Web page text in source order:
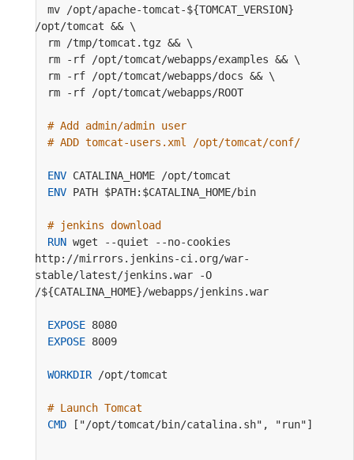
  mv /opt/apache-tomcat-${TOMCAT_VERSION}
/opt/tomcat && \
  rm /tmp/tomcat.tgz && \
  rm -rf /opt/tomcat/webapps/examples && \
  rm -rf /opt/tomcat/webapps/docs && \
  rm -rf /opt/tomcat/webapps/ROOT
# Add admin/admin user
# ADD tomcat-users.xml /opt/tomcat/conf/
ENV CATALINA_HOME /opt/tomcat
ENV PATH $PATH:$CATALINA_HOME/bin
# jenkins download
RUN wget --quiet --no-cookies
http://mirrors.jenkins-ci.org/war-
stable/latest/jenkins.war -O
/${CATALINA_HOME}/webapps/jenkins.war
EXPOSE 8080
EXPOSE 8009
WORKDIR /opt/tomcat
# Launch Tomcat
CMD ["/opt/tomcat/bin/catalina.sh", "run"]